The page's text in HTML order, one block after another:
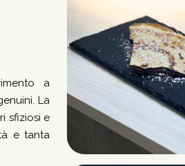
a
La
sfiziosi e
e tanta